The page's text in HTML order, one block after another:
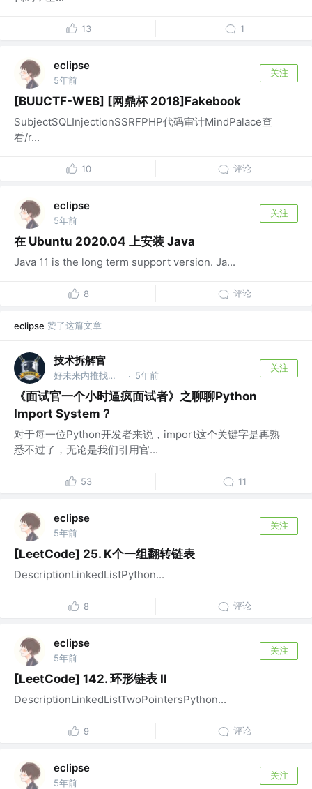
13 1
eclipse
5年前
关注
[BUUCTF-WEB] [网鼎杯 2018]Fakebook
SubjectSQLInjectionSSRFPHP代码审计MindPalace查
看/r...
10 评论
eclipse
5年前
关注
在 Ubuntu 2020.04 上安装 Java
Java 11 is the long term support version. Ja...
8 评论
eclipse 赞了这篇文章
技术拆解官
好未来内推找我！🥇爬虫搜索工程师 @好未来&公众号《技术拆解官》 · 5年前
关注
《面试官一个小时逼疯面试者》之聊聊Python
Import System？
对于每一位Python开发者来说，import这个关键字是再熟
悉不过了，无论是我们引用官...
53 11
eclipse
5年前
关注
[LeetCode] 25. K个一组翻转链表
DescriptionLinkedListPython...
8 评论
eclipse
5年前
关注
[LeetCode] 142. 环形链表 II
DescriptionLinkedListTwoPointersPython...
9 评论
eclipse
5年前
关注